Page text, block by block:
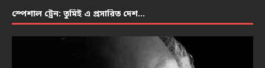
স্পেশাল ট্রেন: তুমিই এ প্রসারিত দেশ…